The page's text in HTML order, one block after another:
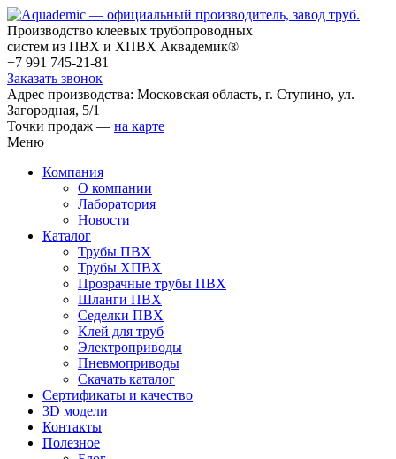
Производство клеевых трубопроводных
систем из ПВХ и ХПВХ Аквадемик®
+7 991 745-21-81
Заказать звонок
Адрес производства: Московская область, г. Ступино, ул.
Загородная, 5/1
Точки продаж — на карте
Меню
Компания
О компании
Лаборатория
Новости
Каталог
Трубы ПВХ
Трубы ХПВХ
Прозрачные трубы ПВХ
Шланги ПВХ
Седелки ПВХ
Клей для труб
Электроприводы
Пневмоприводы
Скачать каталог
Сертификаты и качество
3D модели
Контакты
Полезное